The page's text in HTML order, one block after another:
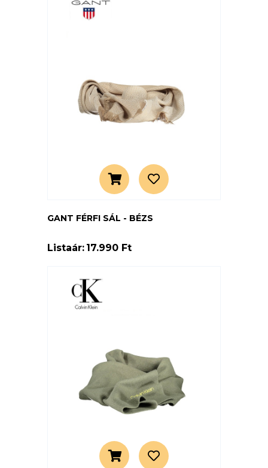
GANT FÉRFI SÁL - BÉZS
Listaár: 17.990 Ft